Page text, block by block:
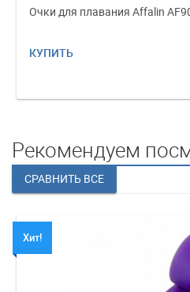
Очки для плавания Affalin
КУПИТЬ
Рекомендуем
Хит!